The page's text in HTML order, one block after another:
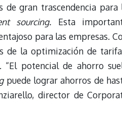
de gran trascendencia para
sourcing. Esta
para las empresas.
de la optimización de
“El potencial de ahorro
puede lograr ahorros de
director de